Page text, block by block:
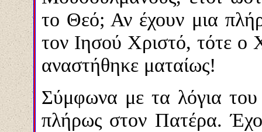
το Θεό; Αν έχουν μια
τον Ιησού Χριστό, τότε ο
αναστήθηκε ματαίως!
Σύμφωνα με τα λόγια του
πλήρως στον Πατέρα.